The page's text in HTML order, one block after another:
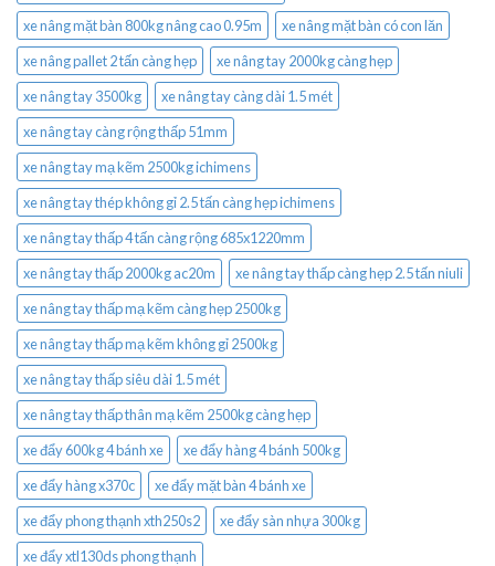
xe nâng mặt bàn 800kg nâng cao 0.95m
xe nâng mặt bàn có con lăn
xe nâng pallet 2 tấn càng hẹp
xe nâng tay 2000kg càng hẹp
xe nâng tay 3500kg
xe nâng tay càng dài 1.5 mét
xe nâng tay càng rộng thấp 51mm
xe nâng tay mạ kẽm 2500kg ichimens
xe nâng tay thép không gỉ 2.5 tấn càng hẹp ichimens
xe nâng tay thấp 4 tấn càng rộng 685x1220mm
xe nâng tay thấp 2000kg ac20m
xe nâng tay thấp càng hẹp 2.5 tấn niuli
xe nâng tay thấp mạ kẽm càng hẹp 2500kg
xe nâng tay thấp mạ kẽm không gỉ 2500kg
xe nâng tay thấp siêu dài 1.5 mét
xe nâng tay thấp thân mạ kẽm 2500kg càng hẹp
xe đẩy 600kg 4 bánh xe
xe đẩy hàng 4 bánh 500kg
xe đẩy hàng x370c
xe đẩy mặt bàn 4 bánh xe
xe đẩy phong thạnh xth250s2
xe đẩy sàn nhựa 300kg
xe đẩy xtl130ds phong thạnh